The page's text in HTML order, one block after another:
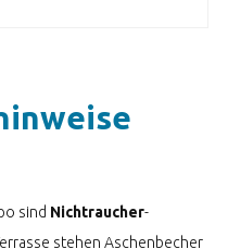
sind Nichtraucher-
stehen Aschenbecher